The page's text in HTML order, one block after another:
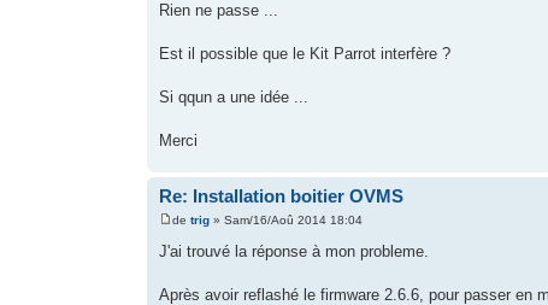
Rien ne passe ...
Est il possible que le Kit Parrot interfère ?
Si qqun a une idée ...
Merci
Re: Installation boitier OVMS
de trig » Sam/16/Aoû 2014 18:04
J'ai trouvé la réponse à mon probleme.
Après avoir reflashé le firmware 2.6.6, pour passer en